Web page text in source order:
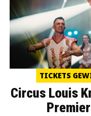
TICKETS
Circus Louis